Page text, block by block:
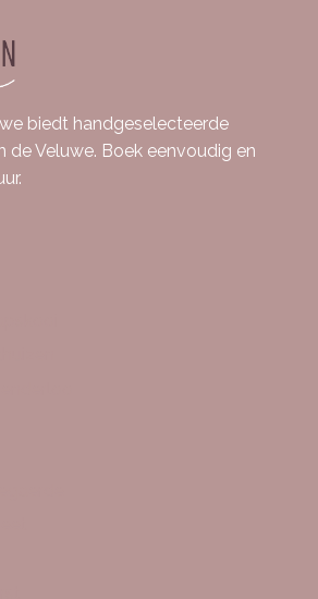
biedt handgeselecteerde
de Veluwe. Boek eenvoudig en